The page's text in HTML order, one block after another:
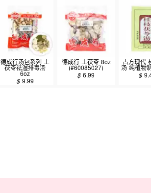
德成行汤包系列 土
茯苓祛湿排毒汤
6oz
$ 9.99
德成行 土茯苓 8oz
(#60085027)
$6.99
古方现代
汤 纯植物
$